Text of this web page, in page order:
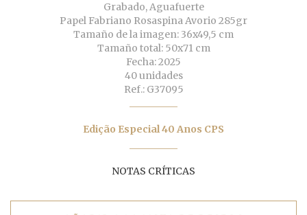
Grabado, Aguafuerte
Papel Fabriano Rosaspina Avorio 285gr
Tamaño de la imagen: 36x49,5 cm
Tamaño total: 50x71 cm
Fecha: 2025
40 unidades
Ref.: G37095
Edição Especial 40 Anos CPS
NOTAS CRÍTICAS